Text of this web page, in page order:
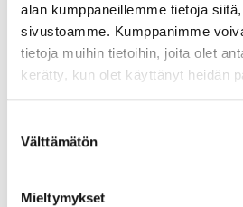
alan kumppaneillemme tietoja
sivustoamme. Kumppanimme
tietoja muihin tietoihin, joita olet
kerätty, kun olet käyttänyt heidän
valinta
Välttämätön
Mieltymykset